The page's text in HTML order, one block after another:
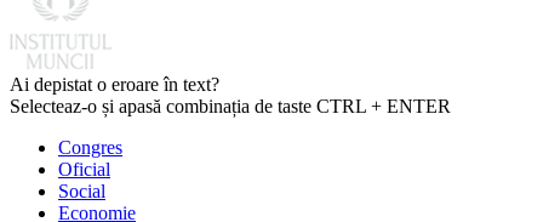
Ai depistat o eroare în text?
Selecteaz-o și apasă combinația de taste CTRL + ENTER
Congres
Oficial
Social
Economie